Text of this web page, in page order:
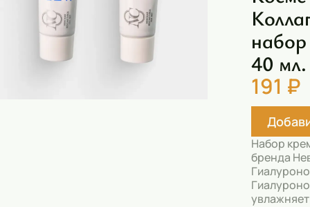
Гели
Восковые полоски
40 мл.
191 ₽
Набор
бренда
увлажняет